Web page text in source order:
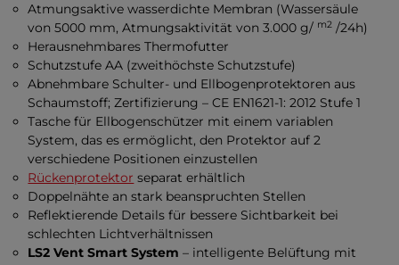
Atmungsaktive wasserdichte Membran (Wassersäule
von 5000 mm, Atmungsaktivität von 3.000 g/ m2 /24h)
Herausnehmbares Thermofutter
Schutzstufe AA (zweithöchste Schutzstufe)
Abnehmbare Schulter- und Ellbogenprotektoren aus
Schaumstoff; Zertifizierung – CE EN1621-1: 2012 Stufe 1
Tasche für Ellbogenschützer mit einem variablen
System, das es ermöglicht, den Protektor auf 2
verschiedene Positionen einzustellen
Rückenprotektor separat erhältlich
Doppelnähte an stark beanspruchten Stellen
Reflektierende Details für bessere Sichtbarkeit bei
schlechten Lichtverhältnissen
LS2 Vent Smart System – intelligente Belüftung mit